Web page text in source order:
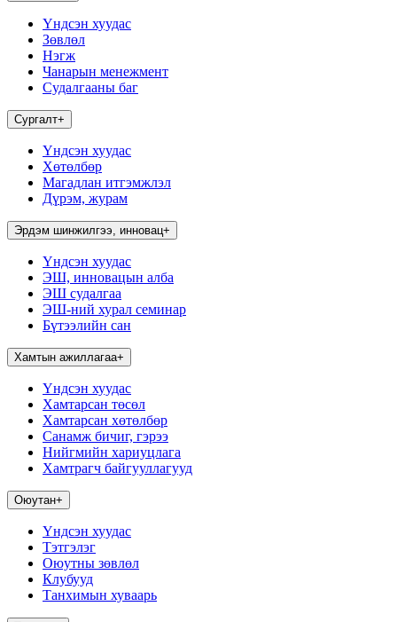
Үндсэн хуудас
Зөвлөл
Нэгж
Чанарын менежмент
Судалгааны баг
Сургалт+
Үндсэн хуудас
Хөтөлбөр
Магадлан итгэмжлэл
Дүрэм, журам
Эрдэм шинжилгээ, инновац+
Үндсэн хуудас
ЭШ, инновацын алба
ЭШ судалгаа
ЭШ-ний хурал семинар
Бүтээлийн сан
Хамтын ажиллагаа+
Үндсэн хуудас
Хамтарсан төсөл
Хамтарсан хөтөлбөр
Санамж бичиг, гэрээ
Нийгмийн хариуцлага
Хамтрагч байгууллагууд
Оюутан+
Үндсэн хуудас
Тэтгэлэг
Оюутны зөвлөл
Клубууд
Танхимын хуваарь